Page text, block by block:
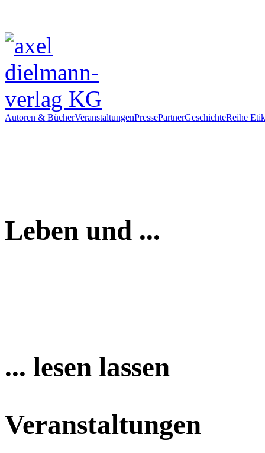
Autoren & BücherVeranstaltungenPressePartnerGeschichteReihe
Leben und ...
... lesen lassen
Veranstaltungen